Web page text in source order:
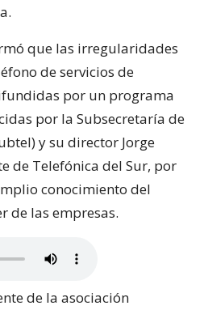
que las irregularidades
de servicios de
por un programa
por la Subsecretaría de
y su director Jorge
de Telefónica del Sur, por
conocimiento del
de las empresas.
de la asociación